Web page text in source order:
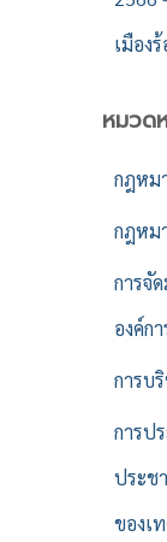
เมือง
หมวด
กฎหม
กฎหม
การจั
องค์ก
การบ
การป
ประช
ของเ